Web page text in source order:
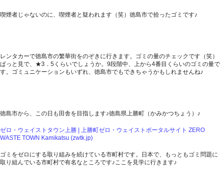
喫煙者じゃないのに、喫煙者と疑われます（笑）徳島市で拾ったゴミです♪
レンタカーで徳島市の繁華街をのぞきに行きます。ゴミの量のチェックです（笑）
ぱっと見で、★3．5くらいでしょうか。9段階中、上から4番目くらいのゴミの量で
す。ゴミュニケーションもいずれ、徳島市でもできちゃうかもしれませんね♪
徳島市から、この日も田舎を目指します♪徳島県上勝町（かみかつちょう）♪
ゼロ・ウェイストタウン上勝 | 上勝町ゼロ・ウェイストポータルサイト ZERO
WASTE TOWN Kamikatsu (zwtk.jp)
ゴミをゼロにする取り組みを続けている市町村です。日本で、もっともゴミ問題に
取り組んでいる市町村で有名なところです♪ここを見学に行きます♪